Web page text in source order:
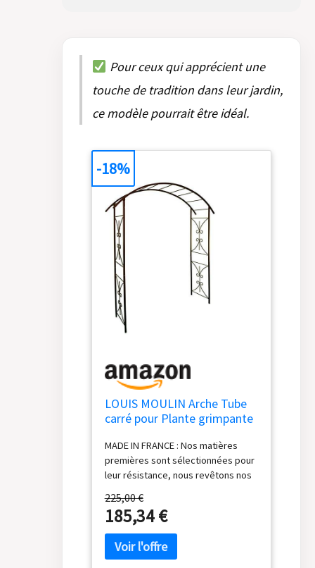
Pour ceux qui apprécient une
touche de tradition dans leur jardin,
ce modèle pourrait être idéal.
LOUIS MOULIN Arche Tube
carré pour Plante grimpante
3026 - Made in France
MADE IN FRANCE : Nos matières
premières sont sélectionnées pour
leur résistance, nous revêtons nos
un process sans rejet nuisible pour
l’homme et l’environnement. Notre
production est assurée dans nos
ateliers qui se trouvent dans le
Rhône, selon des procédés et avec
225,00 €
185,34 €
-18%